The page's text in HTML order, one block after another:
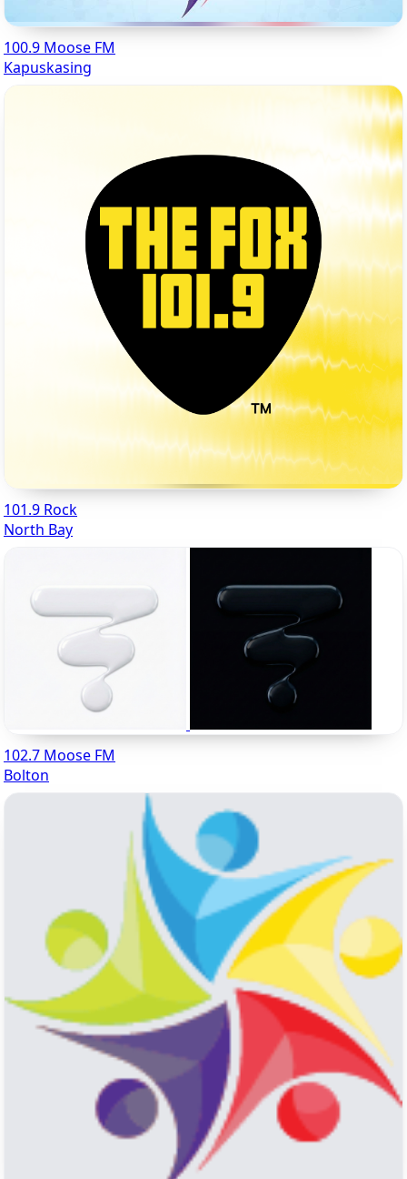
100.9 Moose FM
Kapuskasing
101.9 Rock
North Bay
102.7 Moose FM
Bolton